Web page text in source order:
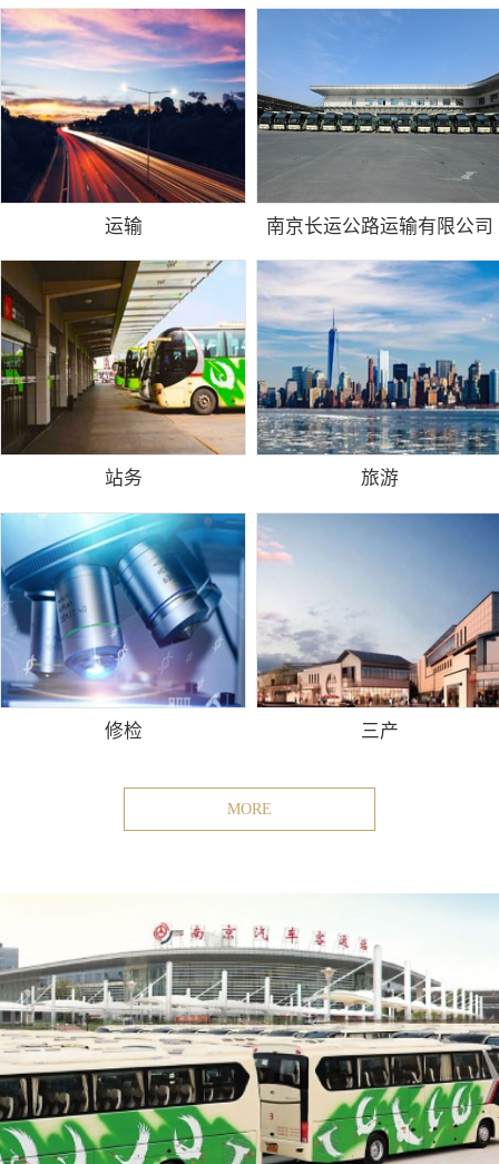
运输 南京长运公路运输有限公司
站务 旅游
修检 三产
MORE